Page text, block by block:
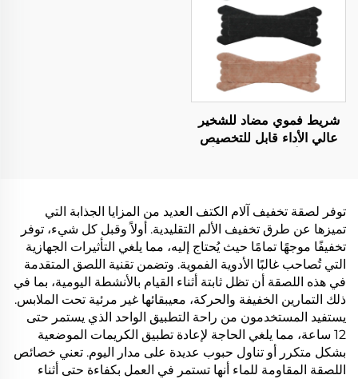
شريط فموي مضاد للشخير
عالي الأداء قابل للتخصيص
توفر لصقة تخفيف آلام الكتف العديد من المزايا الجذابة التي
تميزها عن طرق تخفيف الألم التقليدية. أولاً وقبل كل شيء، توفر
تخفيفًا موجهًا تمامًا حيث يُحتاج إليه، مما يلغي التأثيرات الجهازية
التي تُصاحب غالبًا الأدوية الفموية. وتضمن تقنية اللصق المتقدمة
في هذه اللصقة أن تظل ثابتة أثناء القيام بالأنشطة اليومية، بما في
ذلك التمارين الخفيفة والحركة، معيبقائها غير مرئية تحت الملابس.
يستفيد المستخدمون من راحة التطبيق الواحد الذي يستمر حتى
12 ساعة، مما يلغي الحاجة لإعادة تطبيق الكريمات الموضعية
بشكل متكرر أو تناول حبوب عديدة على مدار اليوم. تعني خصائص
اللصقة المقاومة للماء أنها تستمر في العمل بكفاءة حتى أثناء